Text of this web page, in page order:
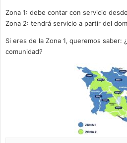
Zona 1: debe contar con servicio
Zona 2: tendrá servicio a partir del
Si eres de la Zona 1, queremos saber:
comunidad?